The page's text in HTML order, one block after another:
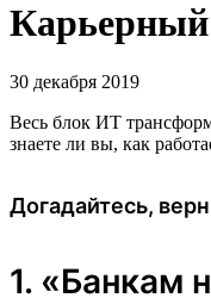
30 декабря 2019
Весь блок ИТ
знаете ли вы, как
Догадайтесь,
1. «Банкам